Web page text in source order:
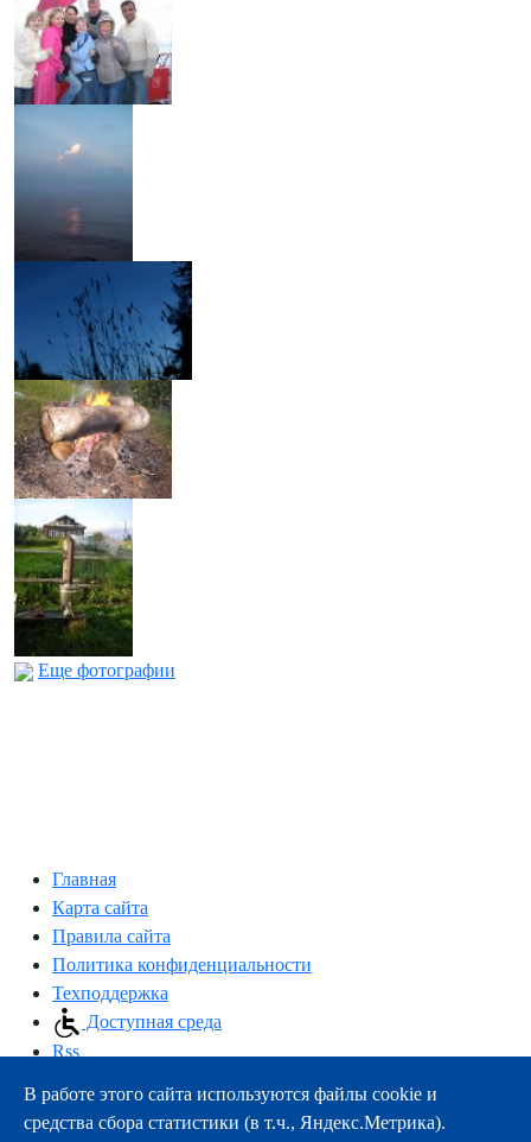
Еще фотографии
Главная
Карта сайта
Правила сайта
Политика конфиденциальности
Техподдержка
Доступная среда
Rss
163000, г.Архангельск, пр-т Троицкий, 51
тел.:+7 (8182) 21-11-63
В работе этого сайта используются файлы cookie и
средства сбора статистики (в т.ч., Яндекс.Метрика).